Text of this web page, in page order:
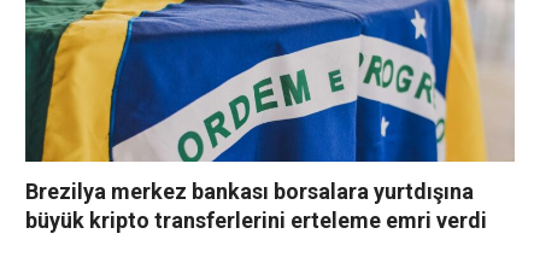
Brezilya merkez bankası borsalara yurtdışına
büyük kripto transferlerini erteleme emri verdi